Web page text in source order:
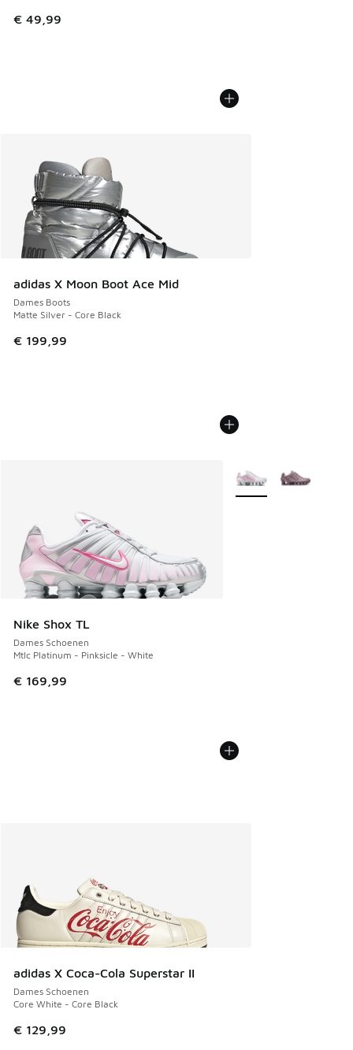
€ 49,99
adidas X Moon Boot Ace Mid
Dames Boots
Matte Silver - Core Black
€ 199,99
Nike Shox TL
Dames Schoenen
Mtlc Platinum - Pinksicle - White
€ 169,99
Meer kleuren
adidas X Coca-Cola Superstar II
Dames Schoenen
Core White - Core Black
€ 129,99